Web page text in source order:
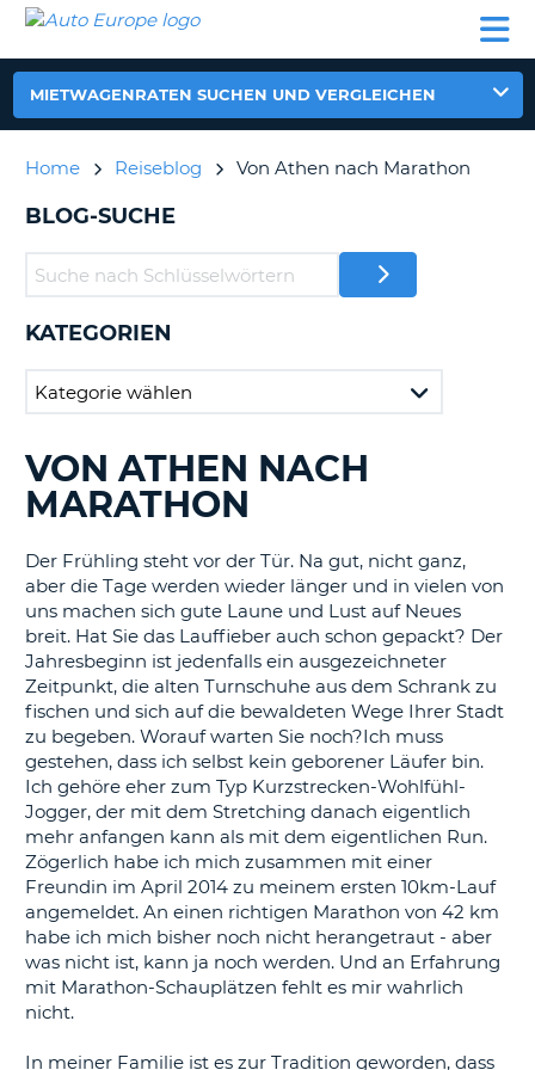
MIETWAGEN
WOHNMOBILE
AUTO
EUROPE
MIETWAGEN
WOHNMOBILE
PARTNER
HILFE
MEIN
MEINE
DEUTSCHLAND
MIETWAGENRATEN SUCHEN UND VERGLEICHEN
Home Reiseblog Von Athen nach Marathon
BLOG-SUCHE
KATEGORIEN
DURCHSUCHE
BLOGS......
VON ATHEN NACH
MARATHON
Der Frühling steht vor der Tür. Na gut, nicht ganz,
aber die Tage werden wieder länger und in vielen von
uns machen sich gute Laune und Lust auf Neues
breit. Hat Sie das Lauffieber auch schon gepackt? Der
Jahresbeginn ist jedenfalls ein ausgezeichneter
Zeitpunkt, die alten Turnschuhe aus dem Schrank zu
fischen und sich auf die bewaldeten Wege Ihrer Stadt
zu begeben. Worauf warten Sie noch?Ich muss
gestehen, dass ich selbst kein geborener Läufer bin.
Ich gehöre eher zum Typ Kurzstrecken-Wohlfühl-
Jogger, der mit dem Stretching danach eigentlich
mehr anfangen kann als mit dem eigentlichen Run.
Zögerlich habe ich mich zusammen mit einer
Freundin im April 2014 zu meinem ersten 10km-Lauf
angemeldet. An einen richtigen Marathon von 42 km
habe ich mich bisher noch nicht herangetraut - aber
was nicht ist, kann ja noch werden. Und an Erfahrung
mit Marathon-Schauplätzen fehlt es mir wahrlich
nicht.
In meiner Familie ist es zur Tradition geworden, dass